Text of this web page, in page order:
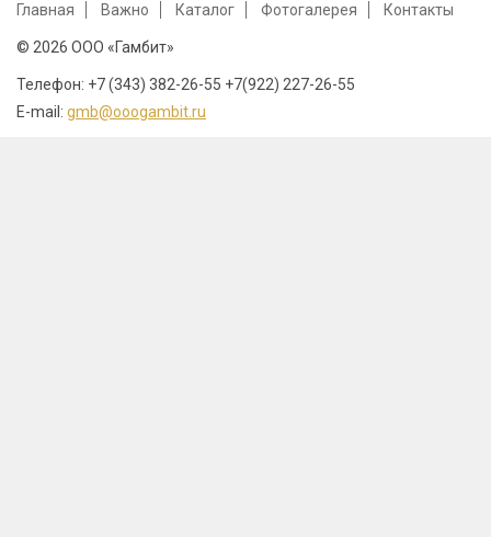
Главная Важно Каталог Фотогалерея Контакты
© 2026 ООО «Гамбит»
Телефон: +7 (343) 382-26-55 +7(922) 227-26-55
E-mail: gmb@ooogambit.ru